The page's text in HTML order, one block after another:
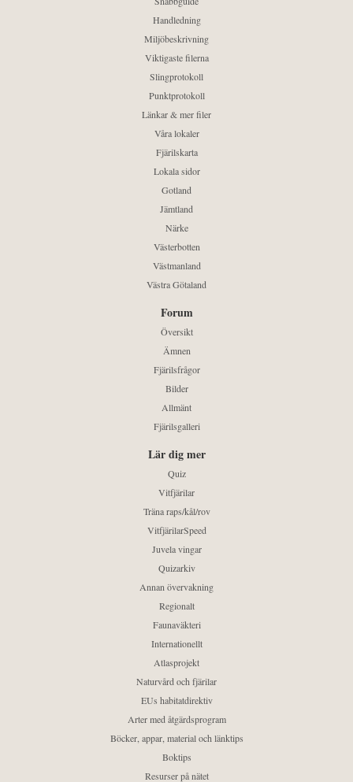
Handledning
Miljöbeskrivning
Viktigaste filerna
Slingprotokoll
Punktprotokoll
Länkar & mer filer
Våra lokaler
Fjärilskarta
Lokala sidor
Gotland
Jämtland
Närke
Västerbotten
Västmanland
Västra Götaland
Forum
Översikt
Ämnen
Fjärilsfrågor
Bilder
Allmänt
Fjärilsgalleri
Lär dig mer
Quiz
Vitfjärilar
Träna raps/kål/rov
VitfjärilarSpeed
Juvela vingar
Quizarkiv
Annan övervakning
Regionalt
Faunaväkteri
Internationellt
Atlasprojekt
Naturvård och fjärilar
EUs habitatdirektiv
Arter med åtgärdsprogram
Böcker, appar, material och länktips
Boktips
Resurser på nätet